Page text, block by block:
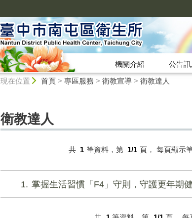
機關介紹 公告訊
現在位置 首頁> 專區服務 > 衛教宣導> 衛教達人
衛教達人
共 1 筆資料，第 1/1 頁， 每頁顯示
1 掌握生活習慣「F4」守則，守護更年期